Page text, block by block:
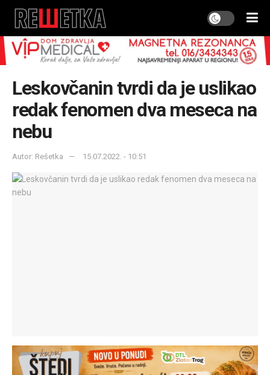
Leskovčanin tvrdi da je uslikao
redak fenomen dva meseca na
nebu
Autor: Rešetka 15.07.2022. - 10:51